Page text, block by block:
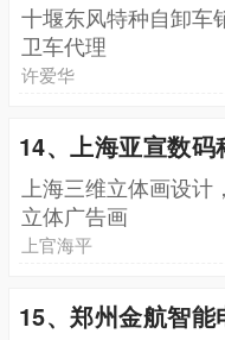
十堰东风特种自卸车
卫车代理
许爱华
14、上海亚宣数码
上海三维立体画设
立体广告画
上官海平
15、郑州金航智